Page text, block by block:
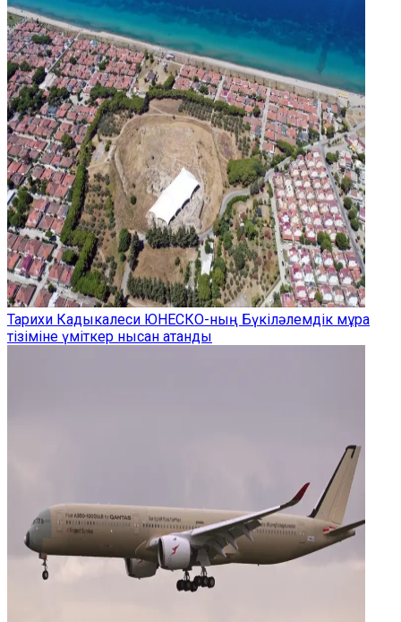
Тарихи Кадыкалеси ЮНЕСКО-ның Бүкіләлемдік мұра
тізіміне үміткер нысан атанды